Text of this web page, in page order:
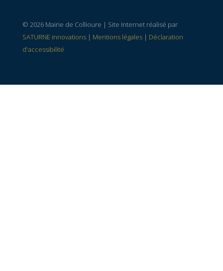
© 2026 Mairie de Collioure | Site Internet réalisé par
SATURNE innovations| Mentions légales| Déclaration
d'accessibilité